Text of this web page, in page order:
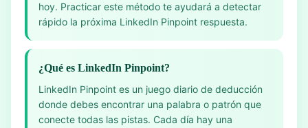
hoy. Practicar este método te ayudará a detectar
rápido la próxima LinkedIn Pinpoint respuesta.
¿Qué es LinkedIn Pinpoint?
LinkedIn Pinpoint es un juego diario de deducción
donde debes encontrar una palabra o patrón que
conecte todas las pistas. Cada día hay una